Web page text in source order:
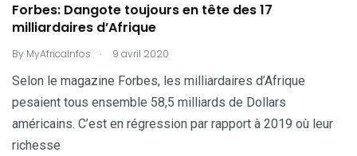
Forbes: Dangote toujours en tête des 17
milliardaires d’Afrique
By MyAfricaInfos . 9 avril 2020
Selon le magazine Forbes, les milliardaires d’Afrique
pesaient tous ensemble 58,5 milliards de Dollars
américains. C’est en régression par rapport à 2019 où leur
richesse